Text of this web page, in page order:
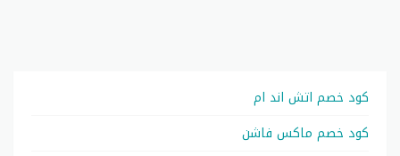
كود خصم اتش اند ام
كود خصم ماكس فاشن